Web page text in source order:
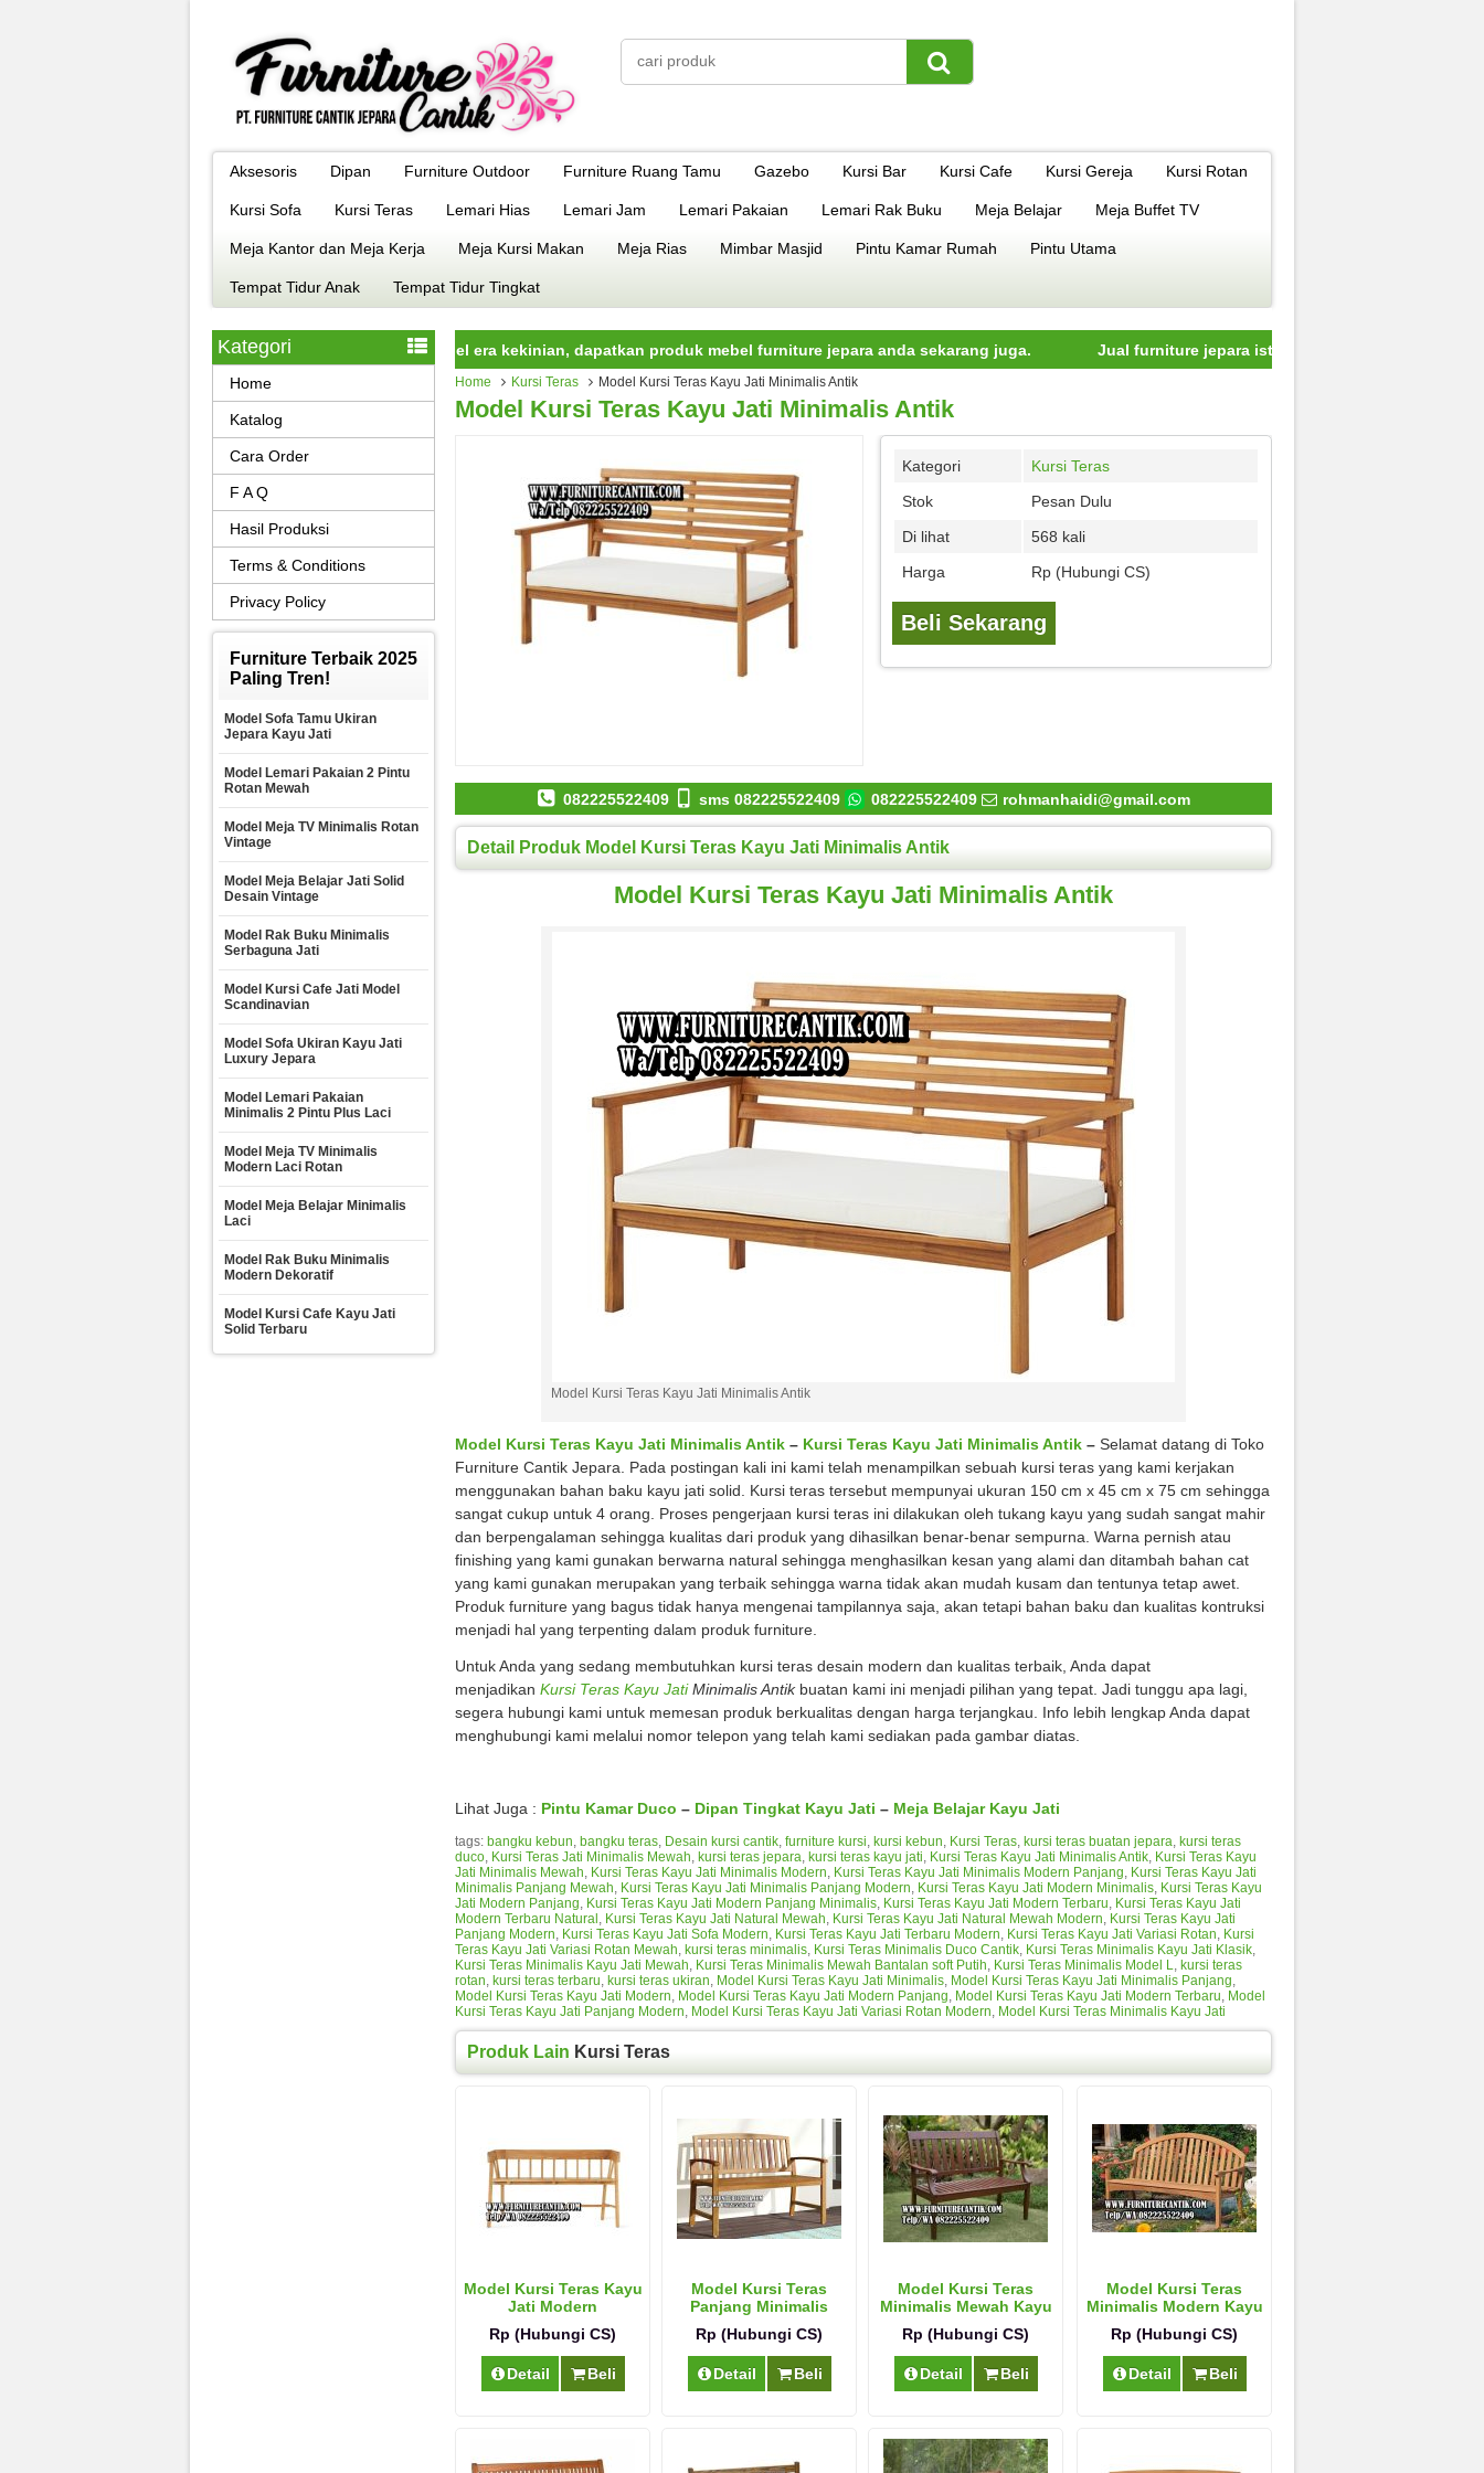
Aksesoris Dipan Furniture Outdoor Furniture Ruang Tamu Gazebo Kursi Bar Kursi Cafe Kursi Gereja Kursi Rotan
Kursi Sofa Kursi Teras Lemari Hias Lemari Jam Lemari Pakaian Lemari Rak Buku Meja Belajar Meja Buffet TV
Meja Kantor dan Meja Kerja Meja Kursi Makan Meja Rias Mimbar Masjid Pintu Kamar Rumah Pintu Utama
Tempat Tidur Anak Tempat Tidur Tingkat
jepara istimewa dengan kualitas terbaik model era kekinian, dapatkan produk mebel furniture jepara anda sekarang juga. Jual furniture jepara istimewa dengan kualitas terbaik
Home Kursi Teras Model Kursi Teras Kayu Jati Minimalis Antik
Model Kursi Teras Kayu Jati Minimalis Antik
Kategori
Kursi Teras
Stok
Pesan Dulu
Di lihat
568 kali
Harga
Rp (Hubungi CS)
Beli Sekarang
082225522409 sms 082225522409 082225522409 rohmanhaidi@gmail.com
Detail Produk Model Kursi Teras Kayu Jati Minimalis Antik
Model Kursi Teras Kayu Jati Minimalis Antik
Model Kursi Teras Kayu Jati Minimalis Antik
Model Kursi Teras Kayu Jati Minimalis Antik – Kursi Teras Kayu Jati Minimalis Antik – Selamat datang di Toko
Furniture Cantik Jepara. Pada postingan kali ini kami telah menampilkan sebuah kursi teras yang kami kerjakan
menggunakan bahan baku kayu jati solid. Kursi teras tersebut mempunyai ukuran 150 cm x 45 cm x 75 cm sehingga
sangat cukup untuk 4 orang. Proses pengerjaan kursi teras ini dilakukan oleh tukang kayu yang sudah sangat mahir
dan berpengalaman sehingga kualitas dari produk yang dihasilkan benar-benar sempurna. Warna pernish atau
finishing yang kami gunakan berwarna natural sehingga menghasilkan kesan yang alami dan ditambah bahan cat
yang kami gunakan merupakan yang terbaik sehingga warna tidak akan mudah kusam dan tentunya tetap awet.
Produk furniture yang bagus tidak hanya mengenai tampilannya saja, akan tetapi bahan baku dan kualitas kontruksi
menjadi hal yang terpenting dalam produk furniture.
Untuk Anda yang sedang membutuhkan kursi teras desain modern dan kualitas terbaik, Anda dapat
menjadikan Kursi Teras Kayu JatiMinimalis Antikbuatan kami ini menjadi pilihan yang tepat. Jadi tunggu apa lagi,
segera hubungi kami untuk memesan produk berkualitas dengan harga terjangkau. Info lebih lengkap Anda dapat
menghubungi kami melalui nomor telepon yang telah kami sediakan pada gambar diatas.
Lihat Juga : Pintu Kamar Duco – Dipan Tingkat Kayu Jati – Meja Belajar Kayu Jati
tags: bangku kebun, bangku teras, Desain kursi cantik, furniture kursi, kursi kebun, Kursi Teras, kursi teras buatan jepara, kursi teras
duco, Kursi Teras Jati Minimalis Mewah, kursi teras jepara, kursi teras kayu jati, Kursi Teras Kayu Jati Minimalis Antik, Kursi Teras Kayu
Jati Minimalis Mewah, Kursi Teras Kayu Jati Minimalis Modern, Kursi Teras Kayu Jati Minimalis Modern Panjang, Kursi Teras Kayu Jati
Minimalis Panjang Mewah, Kursi Teras Kayu Jati Minimalis Panjang Modern, Kursi Teras Kayu Jati Modern Minimalis, Kursi Teras Kayu
Jati Modern Panjang, Kursi Teras Kayu Jati Modern Panjang Minimalis, Kursi Teras Kayu Jati Modern Terbaru, Kursi Teras Kayu Jati
Modern Terbaru Natural , Kursi Teras Kayu Jati Natural Mewah, Kursi Teras Kayu Jati Natural Mewah Modern, Kursi Teras Kayu Jati
Panjang Modern, Kursi Teras Kayu Jati Sofa Modern, Kursi Teras Kayu Jati Terbaru Modern, Kursi Teras Kayu Jati Variasi Rotan, Kursi
Teras Kayu Jati Variasi Rotan Mewah, kursi teras minimalis, Kursi Teras Minimalis Duco Cantik, Kursi Teras Minimalis Kayu Jati Klasik,
Kursi Teras Minimalis Kayu Jati Mewah, Kursi Teras Minimalis Mewah Bantalan soft Putih, Kursi Teras Minimalis Model L, kursi teras
rotan, kursi teras terbaru, kursi teras ukiran, Model Kursi Teras Kayu Jati Minimalis, Model Kursi Teras Kayu Jati Minimalis Panjang,
Model Kursi Teras Kayu Jati Modern, Model Kursi Teras Kayu Jati Modern Panjang, Model Kursi Teras Kayu Jati Modern Terbaru, Model
Kursi Teras Kayu Jati Panjang Modern, Model Kursi Teras Kayu Jati Variasi Rotan Modern, Model Kursi Teras Minimalis Kayu Jati
Produk Lain Kursi Teras
Model Kursi Teras Kayu
Jati Modern
Rp (Hubungi CS)
Detail Beli
Model Kursi Teras
Panjang Minimalis
Rp (Hubungi CS)
Detail Beli
Model Kursi Teras
Minimalis Mewah Kayu
Rp (Hubungi CS)
Detail Beli
Model Kursi Teras
Minimalis Modern Kayu
Rp (Hubungi CS)
Detail Beli
Kategori
Home
Katalog
Cara Order
F A Q
Hasil Produksi
Terms & Conditions
Privacy Policy
Furniture Terbaik 2025
Paling Tren!
Model Sofa Tamu Ukiran
Jepara Kayu Jati
Model Lemari Pakaian 2 Pintu
Rotan Mewah
Model Meja TV Minimalis Rotan
Vintage
Model Meja Belajar Jati Solid
Desain Vintage
Model Rak Buku Minimalis
Serbaguna Jati
Model Kursi Cafe Jati Model
Scandinavian
Model Sofa Ukiran Kayu Jati
Luxury Jepara
Model Lemari Pakaian
Minimalis 2 Pintu Plus Laci
Model Meja TV Minimalis
Modern Laci Rotan
Model Meja Belajar Minimalis
Laci
Model Rak Buku Minimalis
Modern Dekoratif
Model Kursi Cafe Kayu Jati
Solid Terbaru